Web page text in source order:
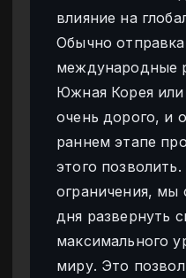
влияние на
Обычно
международные
Южная Корея
очень дорого, и
раннем этапе
этого
ограничения, мы
дня развернуть
максимального
миру. Это